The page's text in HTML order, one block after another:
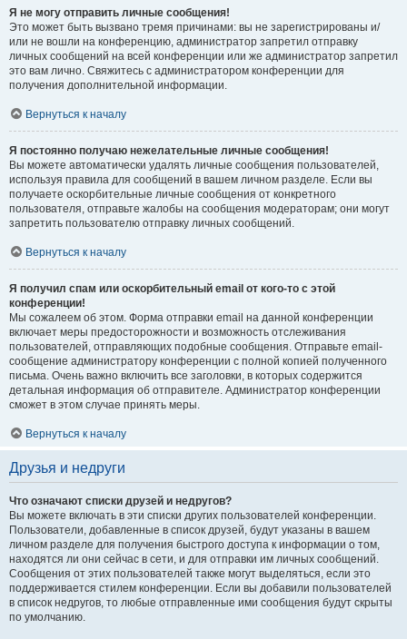
Я не могу отправить личные сообщения!
Это может быть вызвано тремя причинами: вы не зарегистрированы и/
или не вошли на конференцию, администратор запретил отправку
личных сообщений на всей конференции или же администратор запретил
это вам лично. Свяжитесь с администратором конференции для
получения дополнительной информации.
Вернуться к началу
Я постоянно получаю нежелательные личные сообщения!
Вы можете автоматически удалять личные сообщения пользователей,
используя правила для сообщений в вашем личном разделе. Если вы
получаете оскорбительные личные сообщения от конкретного
пользователя, отправьте жалобы на сообщения модераторам; они могут
запретить пользователю отправку личных сообщений.
Вернуться к началу
Я получил спам или оскорбительный email от кого-то с этой
конференции!
Мы сожалеем об этом. Форма отправки email на данной конференции
включает меры предосторожности и возможность отслеживания
пользователей, отправляющих подобные сообщения. Отправьте email-
сообщение администратору конференции с полной копией полученного
письма. Очень важно включить все заголовки, в которых содержится
детальная информация об отправителе. Администратор конференции
сможет в этом случае принять меры.
Вернуться к началу
Друзья и недруги
Что означают списки друзей и недругов?
Вы можете включать в эти списки других пользователей конференции.
Пользователи, добавленные в список друзей, будут указаны в вашем
личном разделе для получения быстрого доступа к информации о том,
находятся ли они сейчас в сети, и для отправки им личных сообщений.
Сообщения от этих пользователей также могут выделяться, если это
поддерживается стилем конференции. Если вы добавили пользователей
в список недругов, то любые отправленные ими сообщения будут скрыты
по умолчанию.